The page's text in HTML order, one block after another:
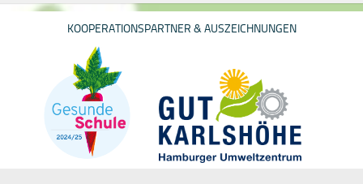
KOOPERATIONSPARTNER & AUSZEICHNUNGEN